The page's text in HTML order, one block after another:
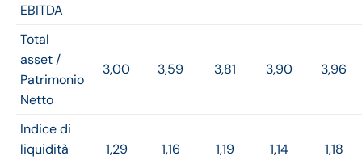
EBITDA
Total
asset /
Patrimonio
Netto
3,00 3,59 3,81 3,90 3,96
Indice di
liquidità
1,29 1,16 1,19 1,14 1,18